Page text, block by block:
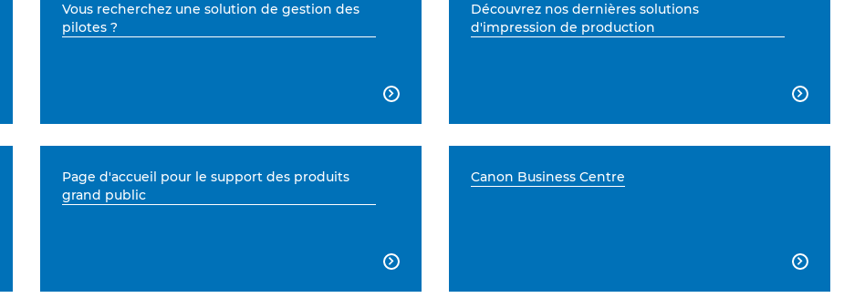
Vous recherchez une solution de gestion des
pilotes ?

Découvrez nos dernières solutions
d'impression de production

Page d'accueil pour le support des produits
grand public

Canon Business Centre
